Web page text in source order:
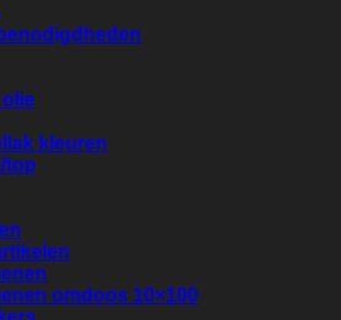
olie
kleuren
top
omdoos 10×100